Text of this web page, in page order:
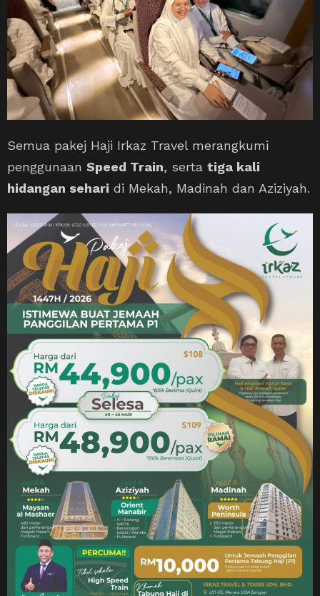
Semua pakej Haji Irkaz Travel merangkumi
penggunaan Speed Train, serta tiga kali
hidangan sehari di Mekah, Madinah dan Aziziyah.